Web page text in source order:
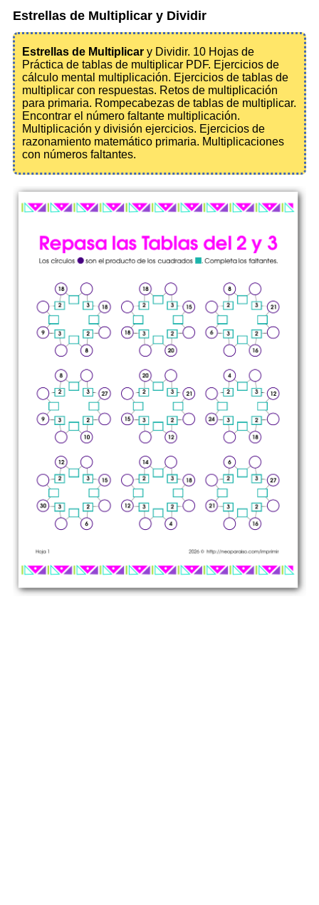
Estrellas de Multiplicar y Dividir
Estrellas de Multiplicar y Dividir. 10 Hojas de
Práctica de tablas de multiplicar PDF. Ejercicios de
cálculo mental multiplicación. Ejercicios de tablas de
multiplicar con respuestas. Retos de multiplicación
para primaria. Rompecabezas de tablas de multiplicar.
Encontrar el número faltante multiplicación.
Multiplicación y división ejercicios. Ejercicios de
razonamiento matemático primaria. Multiplicaciones
con números faltantes.